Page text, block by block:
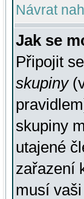
Návrat
Jak se
Připojit
skupiny
skupiny
utajené
zařazení
musí